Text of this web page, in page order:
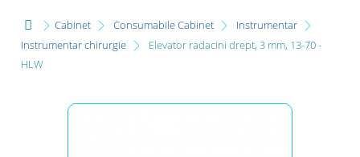
Cabinet Consumabile Cabinet
Instrumentar
Instrumentar chirurgie
Elevator radacini drept, 3 mm, 13-70 -
HLW